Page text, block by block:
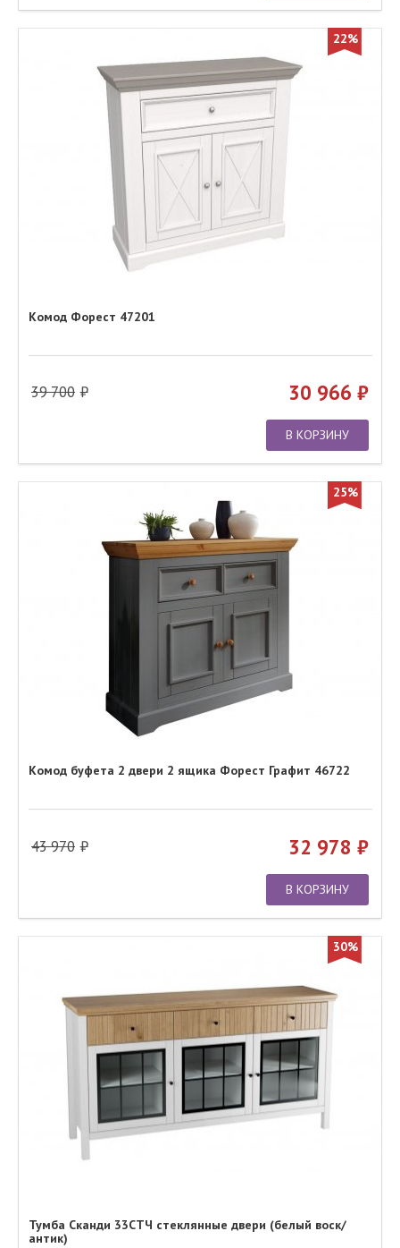
22%
Комод Форест 47201
39 700 30 966
В КОРЗИНУ
25%
Комод буфета 2 двери 2 ящика Форест Графит 46722
43 970 32 978
В КОРЗИНУ
30%
Тумба Сканди 33СТЧ стеклянные двери (белый воск/
антик)